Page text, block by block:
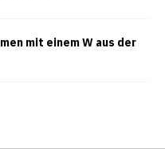
mit einem W aus der